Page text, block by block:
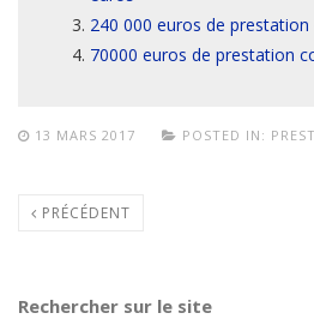
240 000 euros de
70000 euros de prestation
13 MARS 2017 POSTED IN:
PRÉCÉDENT
Rechercher sur le site